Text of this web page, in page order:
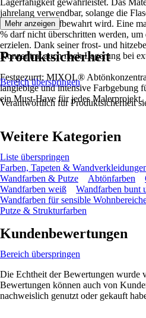
Lagerfähigkeit gewährleistet. Das
jahrelang verwendbar, solange die
verschlossen aufbewahrt wird. Eine
% darf nicht überschritten werden, um
erzielen. Dank seiner frost- und
Konzentrat auch nach Lagerung bei
Festgezurrt: MIXOL®
langlebige und intensive Farbgebung
ein Must-Have für jedes Malerprojekt.
Mehr anzeigen
Produktsicherheit
Bereich überspringen
Verantwortlich für Produktsicherheit
Weitere Kategorien
Liste überspringen
Farben, Tapeten &
Wandfarben & Putze
Abtönfarben
Wandfarben weiß
Wandfarben bunt
Wandfarben für sensible
Putze & Strukturfarben
Kundenbewertungen
Bereich überspringen
Die Echtheit der Bewertungen wurde
Bewertungen können auch von
nachweislich genutzt oder gekauft